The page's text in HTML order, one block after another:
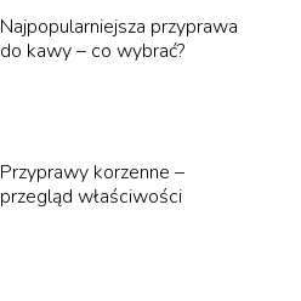
Najpopularniejsza przyprawa
do kawy – co wybrać?
Przyprawy korzenne –
przegląd właściwości